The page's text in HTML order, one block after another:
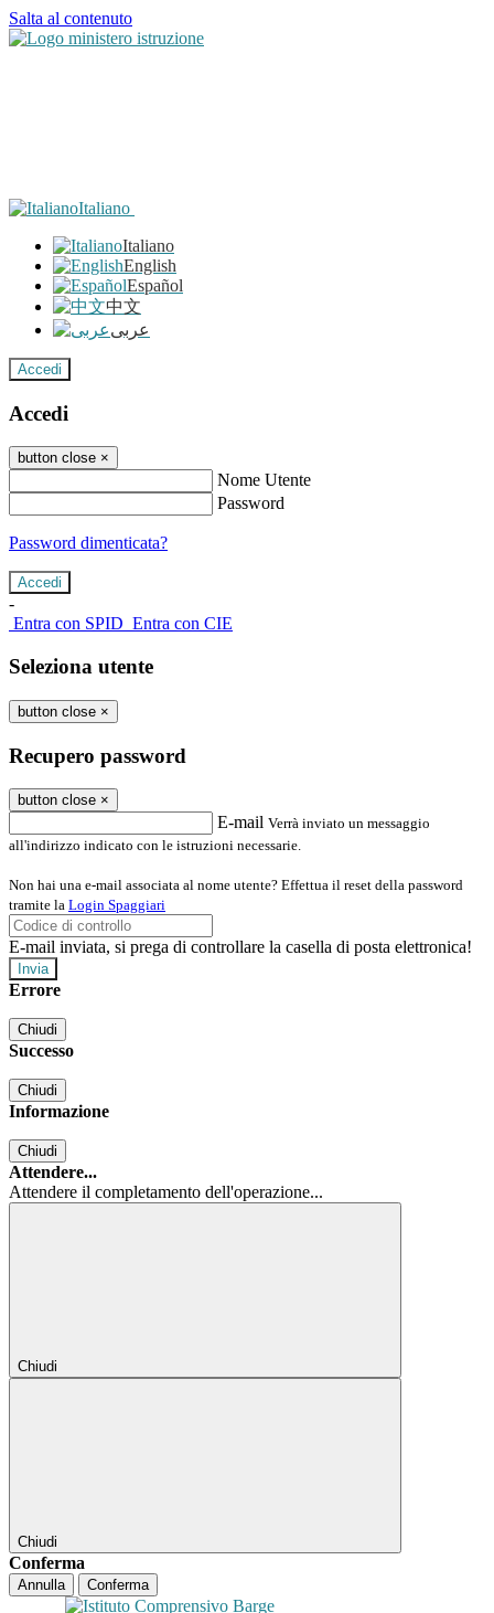
Salta al contenuto
Italiano
Italiano
English
Español
中文
عربى
Accedi
Accedi
button close ×
Nome Utente
Password
Password dimenticata?
-
Entra con SPID Entra con CIE
Seleziona utente
button close ×
Recupero password
button close ×
E-mail Verrà inviato un messaggio
all'indirizzo indicato con le istruzioni necessarie.
Non hai una e-mail associata al nome utente? Effettua il reset della password
tramite la Login Spaggiari
E-mail inviata, si prega di controllare la casella di posta elettronica!
Errore
Chiudi
Successo
Chiudi
Informazione
Chiudi
Attendere...
Attendere il completamento dell'operazione...
Chiudi
Chiudi
Conferma
Annulla Conferma